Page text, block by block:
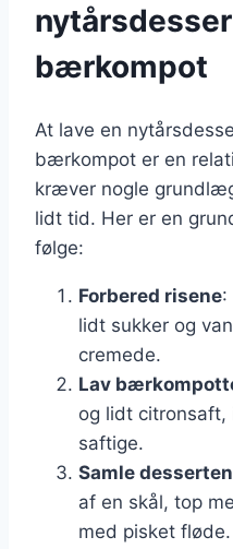
bærkompot
At lave en
bærkompot er en
kræver nogle
lidt tid. Her er en
følge:
Forbered risene:
lidt sukker og
cremede.
Lav
og lidt citronsaft,
saftige.
Samle desserten
af en skål, top
med pisket fløde.